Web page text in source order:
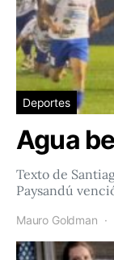
Deportes
Agua
Texto de
Paysandú
Mauro Goldman